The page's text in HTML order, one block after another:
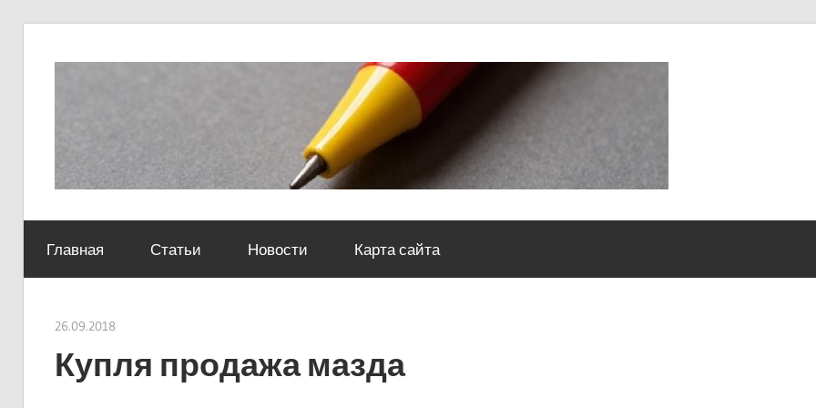
юридический
центр
Главная Статьи Новости Карта сайта
26.09.2018Евгений Георгиевич
Купля продажа мазда